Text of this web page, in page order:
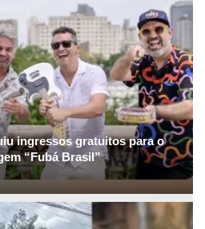
ingressos gratuitos para o
“Fubá Brasil”